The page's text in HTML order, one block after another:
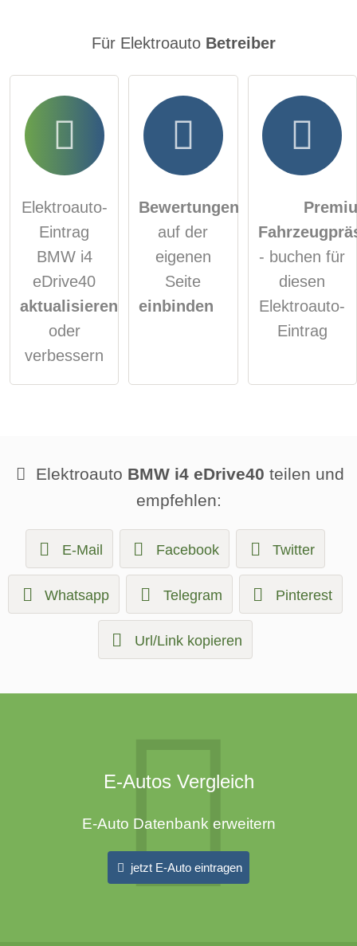
Für Elektroauto Betreiber
Elektroauto-
Eintrag
BMW i4
eDrive40
aktualisieren
oder
verbessern
Bewertungen
auf der
eigenen
Seite
einbinden
- buchen für
diesen
Elektroauto-
Eintrag
Elektroauto BMW i4 eDrive40 teilen und
empfehlen:
E-Mail Facebook Twitter
Whatsapp Telegram Pinterest
Url/Link kopieren
E-Autos Vergleich
E-Auto Datenbank erweitern
jetzt E-Auto eintragen